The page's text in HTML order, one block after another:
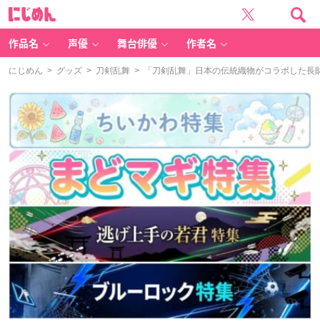
作品名 声優 舞台俳優 作者名
にじめん > グッズ > 刀剣乱舞 > 「刀剣乱舞」日本の伝統織物がコラボした長